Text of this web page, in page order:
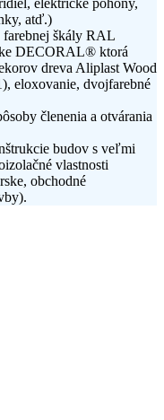
elektrické pohony,
atď.)
škály RAL
DECORAL® ktorá
dreva Aliplast Wood
eloxovanie, dvojfarebné
členenia a otvárania
budov s veľmi
vlastnosti
obchodné